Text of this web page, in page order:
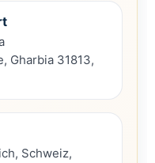
Gharbia 31813,
Schweiz,